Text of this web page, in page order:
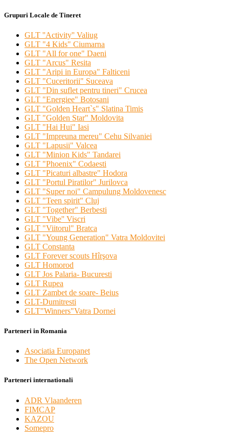
Grupuri Locale de Tineret
GLT ''Activity'' Valiug
GLT "4 Kids" Ciumarna
GLT "All for one" Daeni
GLT "Arcus" Resita
GLT "Aripi in Europa" Falticeni
GLT "Cuceritorii" Suceava
GLT "Din suflet pentru tineri" Crucea
GLT "Energiee" Botosani
GLT "Golden Heart`s" Slatina Timis
GLT "Golden Star" Moldovita
GLT "Hai Hui" Iasi
GLT "Impreuna mereu" Cehu Silvaniei
GLT "Lapusii" Valcea
GLT "Minion Kids" Tandarei
GLT "Phoenix" Codaesti
GLT "Picaturi albastre" Hodora
GLT "Portul Piratilor" Jurilovca
GLT "Super noi" Campulung Moldovenesc
GLT "Teen spirit" Cluj
GLT "Together" Berbesti
GLT "Vibe'' Viscri
GLT "Viitorul" Bratca
GLT "Young Generation" Vatra Moldovitei
GLT Constanta
GLT Forever scouts Hîrşova
GLT Homorod
GLT Jos Palaria- Bucuresti
GLT Rupea
GLT Zambet de soare- Beius
GLT-Dumitresti
GLT"Winners"Vatra Dornei
Parteneri in Romania
Asociatia Europanet
The Open Network
Parteneri internationali
ADR Vlaanderen
FIMCAP
KAZOU
Somepro